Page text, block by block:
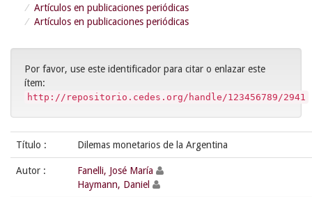
Artículos en publicaciones periódicas
Artículos en publicaciones periódicas
Por favor, use este identificador para citar o enlazar este
ítem:
http://repositorio.cedes.org/handle/123456789/2941
Título : Dilemas monetarios de la Argentina
Autor :
Fanelli, José María
Haymann, Daniel